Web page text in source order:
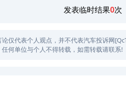
发表临时结果0次
仅代表个人观点，并不代表汽车投诉网
何单位与个人不得转载，如需转载请联系!